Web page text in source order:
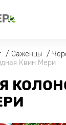
Саженцы
Квин Мери